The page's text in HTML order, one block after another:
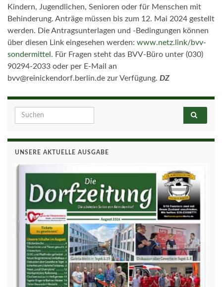
Kindern, Jugendlichen, Senioren oder für Menschen mit
Behinderung. Anträge müssen bis zum 12. Mai 2024 gestellt
werden. Die Antragsunterlagen und -Bedingungen können
über diesen Link eingesehen werden: www.netz.link/bvv-
sondermittel . Für Fragen steht das BVV-Büro unter (030)
90294-2033 oder per E-Mail an
bvv@reinickendorf.berlin.de zur Verfügung. DZ
Search for:
UNSERE AKTUELLE AUSGABE